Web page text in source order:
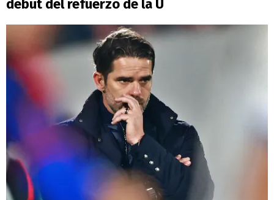
debut del refuerzo de la U